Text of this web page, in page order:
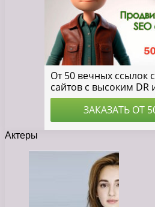
Актеры